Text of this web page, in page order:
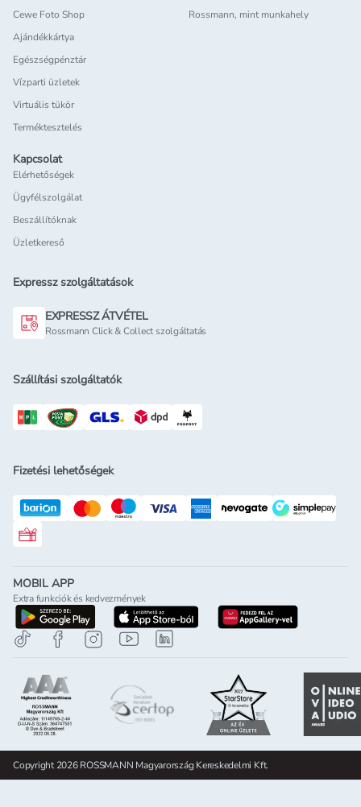
Cewe Foto Shop
Ajándékkártya
Egészségpénztár
Vízparti üzletek
Virtuális tükör
Terméktesztelés
Rossmann, mint munkahely
Kapcsolat
Elérhetőségek
Ügyfélszolgálat
Beszállítóknak
Üzletkereső
Expressz szolgáltatások
EXPRESSZ ÁTVÉTEL
Rossmann Click & Collect szolgáltatás
Szállítási szolgáltatók
Fizetési lehetőségek
Rossmann ajándékkártya
MOBIL APP
Extra funkciók és kedvezmények
letöltés a google-play-rölletöltés az app-store-ból
letöltés
Copyright 2026 ROSSMANN Magyarország Kereskedelmi Kft.